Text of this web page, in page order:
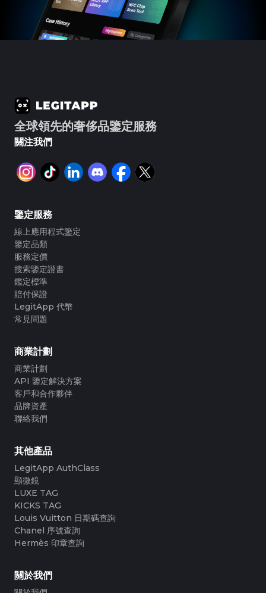
全球領先的奢侈品鑒定服務
關注我們
鑒定服務
線上應用程式鑒定
鑒定品類
服務定價
搜索鑒定證書
鑑定標準
賠付保證
LegitApp 代幣
常見問題
商業計劃
商業計劃
API 鑒定解決方案
客戶和合作夥伴
品牌資產
聯絡我們
其他產品
LegitApp AuthClass
顯微鏡
LUXE TAG
KICKS TAG
Louis Vuitton 日期碼查詢
Chanel 序號查詢
Hermès 印章查詢
關於我們